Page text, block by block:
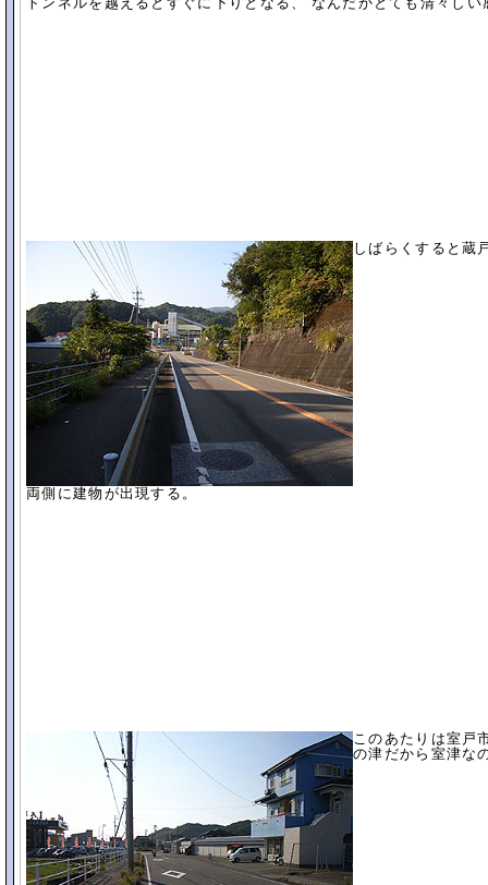
しばらくすると蔵
両側に建物が出現する。
このあたりは室戸
の津だから室津な